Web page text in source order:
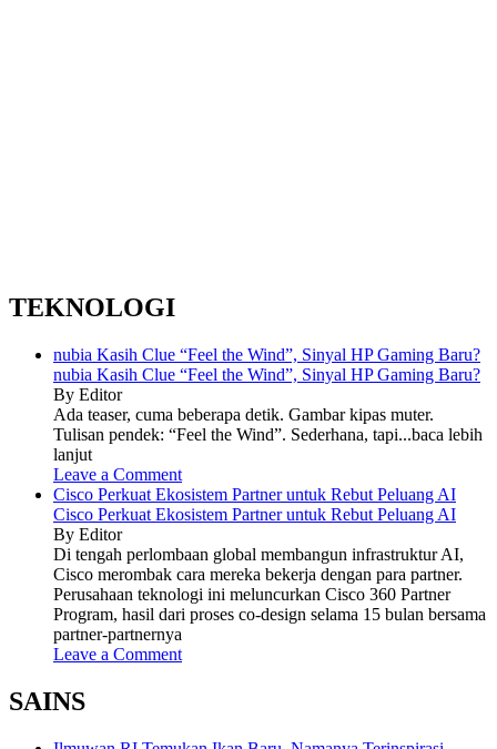
TEKNOLOGI
nubia Kasih Clue “Feel the Wind”, Sinyal HP Gaming Baru?
nubia Kasih Clue “Feel the Wind”, Sinyal HP Gaming Baru?
By Editor
Ada teaser, cuma beberapa detik. Gambar kipas muter.
Tulisan pendek: “Feel the Wind”. Sederhana, tapi...baca lebih
lanjut
Leave a Comment
Cisco Perkuat Ekosistem Partner untuk Rebut Peluang AI
Cisco Perkuat Ekosistem Partner untuk Rebut Peluang AI
By Editor
Di tengah perlombaan global membangun infrastruktur AI,
Cisco merombak cara mereka bekerja dengan para partner.
Perusahaan teknologi ini meluncurkan Cisco 360 Partner
Program, hasil dari proses co-design selama 15 bulan bersama
partner-partnernya
Leave a Comment
SAINS